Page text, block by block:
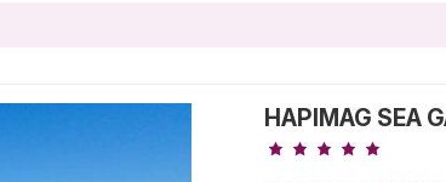
HAPIMAG SEA